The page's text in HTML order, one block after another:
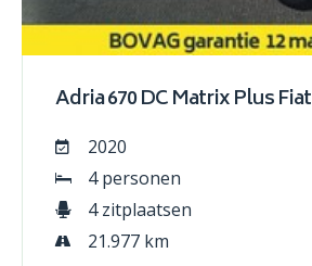
Adria 670 DC Matrix Plus Fiat
2020
4 personen
4 zitplaatsen
21.977 km